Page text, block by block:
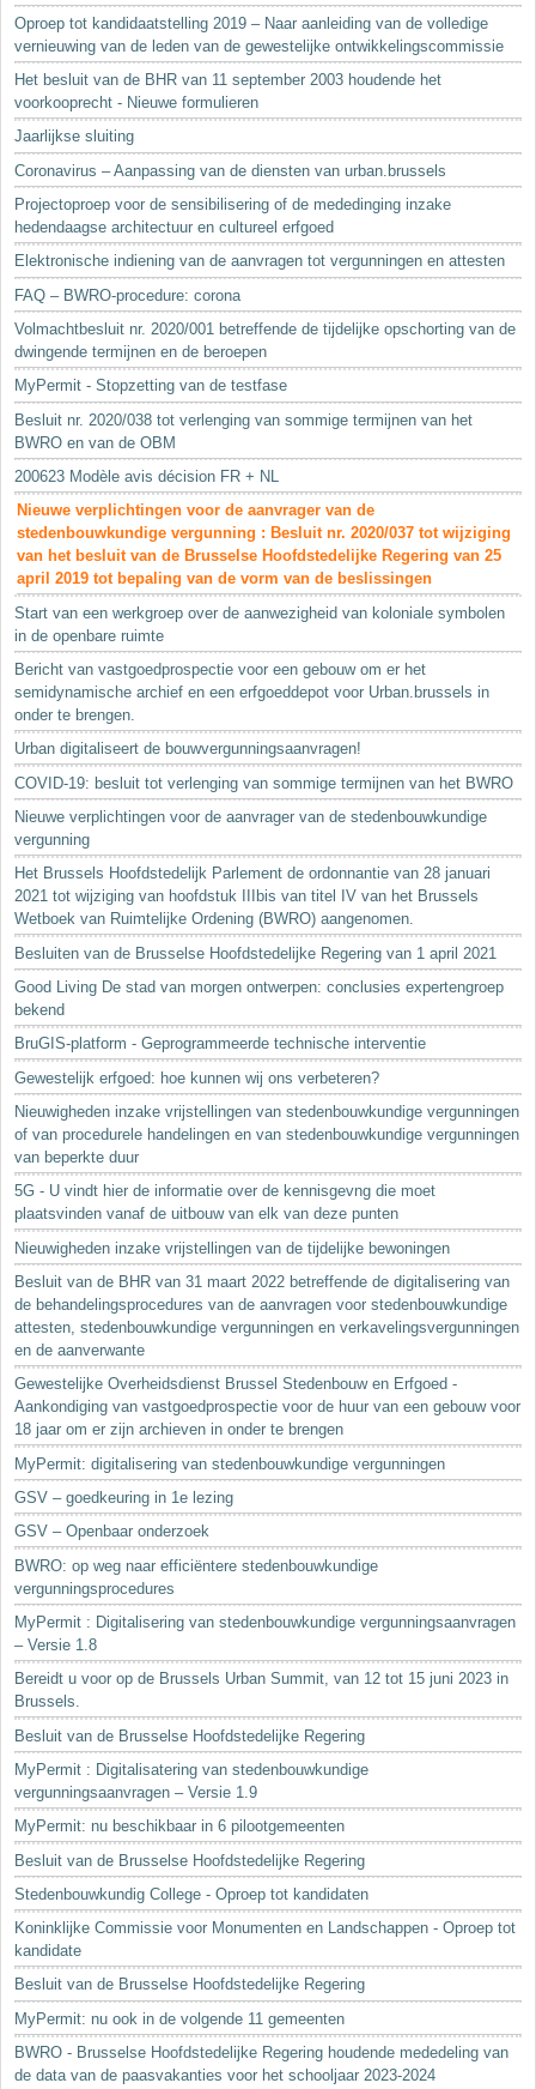
Oproep tot kandidaatstelling 2019 – Naar aanleiding van de volledige
vernieuwing van de leden van de gewestelijke ontwikkelingscommissie
Het besluit van de BHR van 11 september 2003 houdende het
voorkooprecht - Nieuwe formulieren
Jaarlijkse sluiting
Coronavirus – Aanpassing van de diensten van urban.brussels
Projectoproep voor de sensibilisering of de mededinging inzake
hedendaagse architectuur en cultureel erfgoed
Elektronische indiening van de aanvragen tot vergunningen en attesten
FAQ – BWRO-procedure: corona
Volmachtbesluit nr. 2020/001 betreffende de tijdelijke opschorting van de
dwingende termijnen en de beroepen
MyPermit - Stopzetting van de testfase
Besluit nr. 2020/038 tot verlenging van sommige termijnen van het
BWRO en van de OBM
200623 Modèle avis décision FR + NL
Nieuwe verplichtingen voor de aanvrager van de
stedenbouwkundige vergunning : Besluit nr. 2020/037 tot wijziging
van het besluit van de Brusselse Hoofdstedelijke Regering van 25
april 2019 tot bepaling van de vorm van de beslissingen
Start van een werkgroep over de aanwezigheid van koloniale symbolen
in de openbare ruimte
Bericht van vastgoedprospectie voor een gebouw om er het
semidynamische archief en een erfgoeddepot voor Urban.brussels in
onder te brengen.
Urban digitaliseert de bouwvergunningsaanvragen!
COVID-19: besluit tot verlenging van sommige termijnen van het BWRO
Nieuwe verplichtingen voor de aanvrager van de stedenbouwkundige
vergunning
Het Brussels Hoofdstedelijk Parlement de ordonnantie van 28 januari
2021 tot wijziging van hoofdstuk IIIbis van titel IV van het Brussels
Wetboek van Ruimtelijke Ordening (BWRO) aangenomen.
Besluiten van de Brusselse Hoofdstedelijke Regering van 1 april 2021
Good Living De stad van morgen ontwerpen: conclusies expertengroep
bekend
BruGIS-platform - Geprogrammeerde technische interventie
Gewestelijk erfgoed: hoe kunnen wij ons verbeteren?
Nieuwigheden inzake vrijstellingen van stedenbouwkundige vergunningen
of van procedurele handelingen en van stedenbouwkundige vergunningen
van beperkte duur
5G - U vindt hier de informatie over de kennisgevng die moet
plaatsvinden vanaf de uitbouw van elk van deze punten
Nieuwigheden inzake vrijstellingen van de tijdelijke bewoningen
Besluit van de BHR van 31 maart 2022 betreffende de digitalisering van
de behandelingsprocedures van de aanvragen voor stedenbouwkundige
attesten, stedenbouwkundige vergunningen en verkavelingsvergunningen
en de aanverwante
Gewestelijke Overheidsdienst Brussel Stedenbouw en Erfgoed -
Aankondiging van vastgoedprospectie voor de huur van een gebouw voor
18 jaar om er zijn archieven in onder te brengen
MyPermit: digitalisering van stedenbouwkundige vergunningen
GSV – goedkeuring in 1e lezing
GSV – Openbaar onderzoek
BWRO: op weg naar efficiëntere stedenbouwkundige
vergunningsprocedures
MyPermit : Digitalisering van stedenbouwkundige vergunningsaanvragen
– Versie 1.8
Bereidt u voor op de Brussels Urban Summit, van 12 tot 15 juni 2023 in
Brussels.
Besluit van de Brusselse Hoofdstedelijke Regering
MyPermit : Digitalisatering van stedenbouwkundige
vergunningsaanvragen – Versie 1.9
MyPermit: nu beschikbaar in 6 pilootgemeenten
Besluit van de Brusselse Hoofdstedelijke Regering
Stedenbouwkundig College - Oproep tot kandidaten
Koninklijke Commissie voor Monumenten en Landschappen - Oproep tot
kandidate
Besluit van de Brusselse Hoofdstedelijke Regering
MyPermit: nu ook in de volgende 11 gemeenten
BWRO - Brusselse Hoofdstedelijke Regering houdende mededeling van
de data van de paasvakanties voor het schooljaar 2023-2024